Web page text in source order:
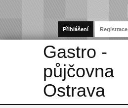
Gastro -
půjčovna
Ostrava
Přihlášení Registrace